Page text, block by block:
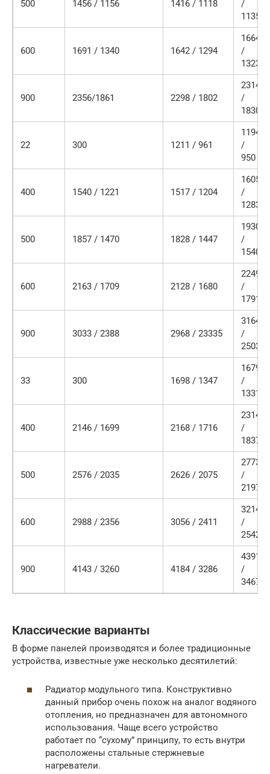
500 1456 / 1156 1416 / 1118
/
1135
600 1691 / 1340 1642 / 1294
1664
/
1323
900 2356/1861 2298 / 1802
2314
/
1830
22 300 1211 / 961
1194
/
950
400 1540 / 1221 1517 / 1204
1605
/
1283
500 1857 / 1470 1828 / 1447
1930
/
1540
600 2163 / 1709 2128 / 1680
2249
/
1791
900 3033 / 2388 2968 / 23335
3164
/
2503
33 300 1698 / 1347
1679
/
1331
400 2146 / 1699 2168 / 1716
2314
/
1837
500 2576 / 2035 2626 / 2075
2773
/
2197
600 2988 / 2356 3056 / 2411
3214
/
2542
900 4143 / 3260 4184 / 3286
4391
/
3467
Классические варианты
В форме панелей производятся и более традиционные
устройства, известные уже несколько десятилетий:
Радиатор модульного типа. Конструктивно
данный прибор очень похож на аналог водяного
отопления, но предназначен для автономного
использования. Чаще всего устройство
работает по “сухому” принципу, то есть внутри
расположены стальные стержневые
нагреватели.